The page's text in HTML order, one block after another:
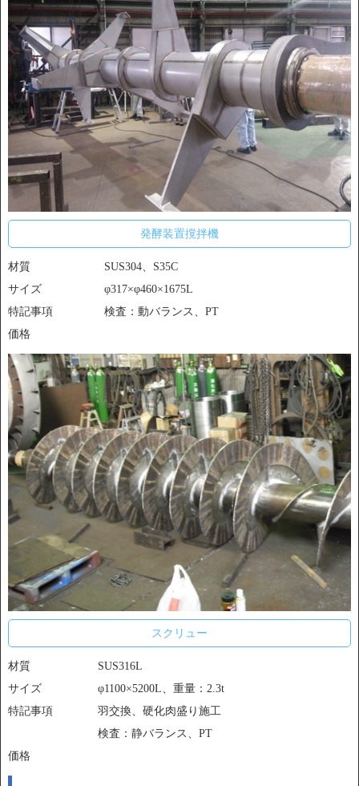
発酵装置撹拌機
材質
SUS304、S35C
サイズ
φ317×φ460×1675L
特記事項
検査：動バランス、PT
価格
スクリュー
材質
SUS316L
サイズ
φ1100×5200L、重量：2.3t
特記事項
羽交換、硬化肉盛り施工
検査：静バランス、PT
価格